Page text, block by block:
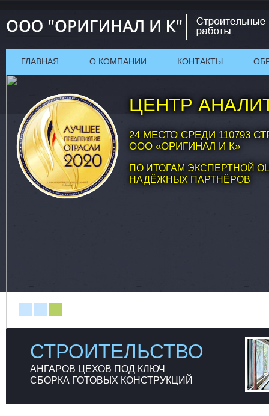
ГЛАВНАЯ О КОМПАНИИ КОНТАКТЫ
ЦЕНТР
24 МЕСТО СРЕДИ 110793
ООО «ОРИГИНАЛ И К»
ПО ИТОГАМ ЭКСПЕРТНОЙ
НАДЁЖНЫХ ПАРТНЁРОВ
СТРОИТЕЛЬСТВО
АНГАРОВ ЦЕХОВ ПОД КЛЮЧ
СБОРКА ГОТОВЫХ КОНСТРУКЦИЙ